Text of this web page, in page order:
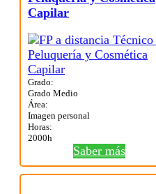
Capilar
Grado:
Grado Medio
Área:
Imagen personal
Horas:
2000h
Saber más